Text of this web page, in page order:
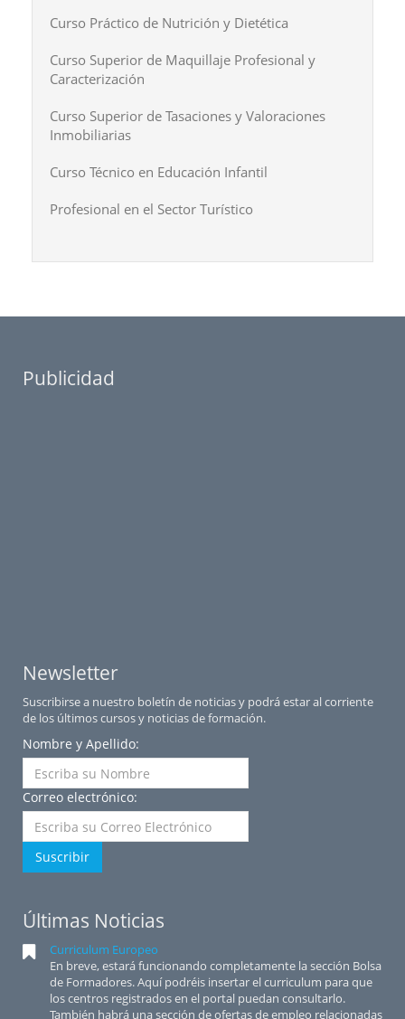
Curso Práctico de Nutrición y Dietética
Curso Superior de Maquillaje Profesional y
Caracterización
Curso Superior de Tasaciones y Valoraciones
Inmobiliarias
Curso Técnico en Educación Infantil
Profesional en el Sector Turístico
Publicidad
Newsletter
Suscribirse a nuestro boletín de noticias y podrá estar al corriente
de los últimos cursos y noticias de formación.
Nombre y Apellido:
Correo electrónico:
Suscribir
Últimas Noticias
Curriculum Europeo
En breve, estará funcionando completamente la sección Bolsa
de Formadores. Aquí podréis insertar el curriculum para que
los centros registrados en el portal puedan consultarlo.
También habrá una sección de ofertas de empleo relacionadas